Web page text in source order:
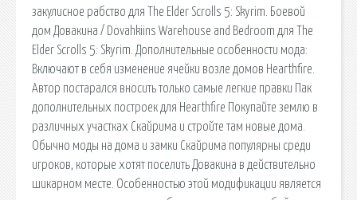
закулисное рабствo для The Elder Scrolls 5: Skyrim. Боевой
дом Довакина / Dovahkiins Warehouse and Bedroom для The
Elder Scrolls 5: Skyrim. Дополнительные особенности мода:
Включают в себя изменение ячейки возле домов Hearthfire.
Автор постарался вносить только самые легкие правки Пак
дополнительных построек для Hearthfire Покупайте землю в
различных участках Скайрима и стройте там новые дома.
Обычно моды на дома и замки Скайрима популярны среди
игроков, которые хотят поселить Довакина в действительно
шикарном месте. Особенностью этой модификации является